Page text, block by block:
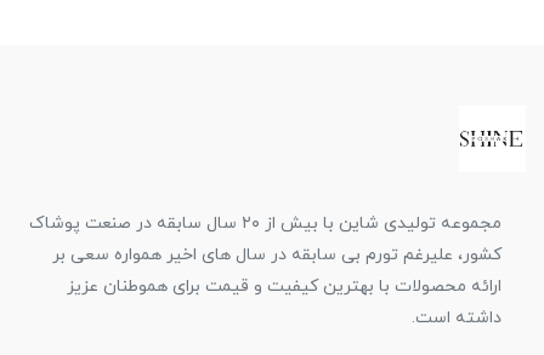
مجموعه تولیدی شاین با بیش از ۲۰ سال سابقه در صنعت پوشاک
کشور، علیرغم تورم بی سابقه در سال های اخیر همواره سعی بر
ارائه محصولات با بهترین کیفیت و قیمت برای هموطنان عزیز
داشته است.